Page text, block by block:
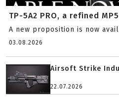
TP-5A2 PRO, a refined
A new proposition is now
03.08.2026
Airsoft Strike
22.07.2026